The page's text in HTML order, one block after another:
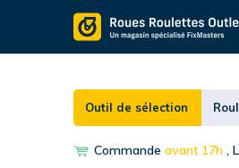
Outil de sélection
Commande avant 17h ,